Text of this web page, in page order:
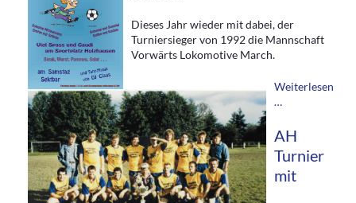
Dieses Jahr wieder mit dabei, der
Turniersieger von 1992 die Mannschaft
Vorwärts Lokomotive March.
Weiterlesen
…
AH
Turnier
mit